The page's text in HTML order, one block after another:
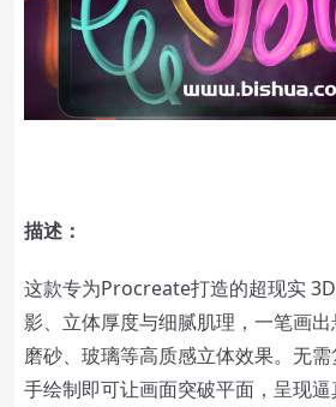
描述：
这款专为Procreate打造的超现实
影、立体厚度与细腻肌理，一笔画出
磨砂、玻璃等高质感立体效果。无
手绘制即可让画面突破平面，呈现